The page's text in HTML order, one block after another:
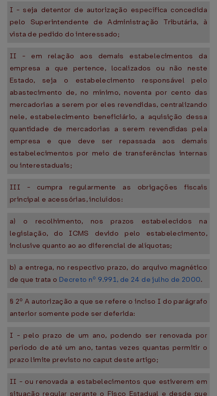
I - seja detentor de autorização específica concedida
pelo Superintendente de Administração Tributária, à
vista de pedido do interessado;
II - em relação aos demais estabelecimentos da
empresa a que pertence, localizados ou não neste
Estado, seja o estabelecimento responsável pelo
abastecimento de, no mínimo, noventa por cento das
mercadorias a serem por eles revendidas, centralizando
nele, estabelecimento beneficiário, a aquisição dessa
quantidade de mercadorias a serem revendidas pela
empresa e que deve ser repassada aos demais
estabelecimentos por meio de transferências internas
ou interestaduais;
III - cumpra regularmente as obrigações fiscais
principal e acessórias, incluídos:
a) o recolhimento, nos prazos estabelecidos na
legislação, do ICMS devido pelo estabelecimento,
inclusive quanto ao ao diferencial de alíquotas;
b) a entrega, no respectivo prazo, do arquivo magnético
de que trata o Decreto nº 9.991, de 24 de julho de 2000.
§ 2º A autorização a que se refere o inciso I do parágrafo
anterior somente pode ser deferida:
I - pelo prazo de um ano, podendo ser renovada por
período de até um ano, tantas vezes quantas permitir o
prazo limite previsto no caput deste artigo;
II - ou renovada a estabelecimentos que estiverem em
situação regular perante o Fisco Estadual e desde que